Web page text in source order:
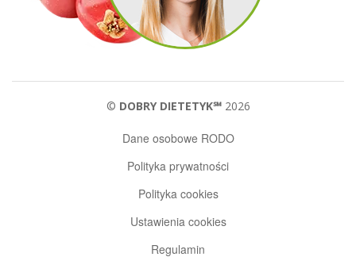
© DOBRY DIETETYK℠2026
Dane osobowe RODO
Polityka prywatności
Polityka cookies
Ustawienia cookies
Regulamin